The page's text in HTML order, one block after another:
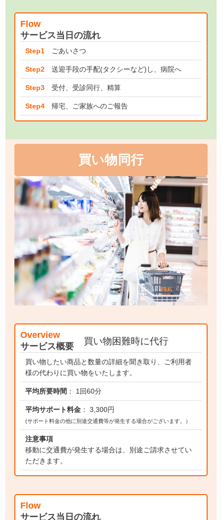
Flow
サービス当日の流れ
Step1 ごあいさつ
Step2 送迎手段の手配(タクシーなど)し、病院へ
Step3 受付、受診同行、精算
Step4 帰宅、ご家族へのご報告
買い物同行
Overview
サービス概要
買い物困難時に代行
買い物したい商品と数量の詳細を聞き取り、ご利用者
様の代わりに買い物をいたします。
平均所要時間 ： 1回60分
平均サポート料金 ： 3,300円
(サポート料金の他に別途交通費等が発生する場合がございます。）
注意事項
移動に交通費が発生する場合は、別途ご請求させてい
ただきます。
Flow
サービス当日の流れ